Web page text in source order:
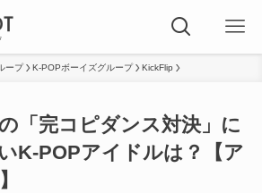
ープ K-POPボーイズグループ KickFlip
「完コピダンス対決」に
K-POPアイドルは？【ア